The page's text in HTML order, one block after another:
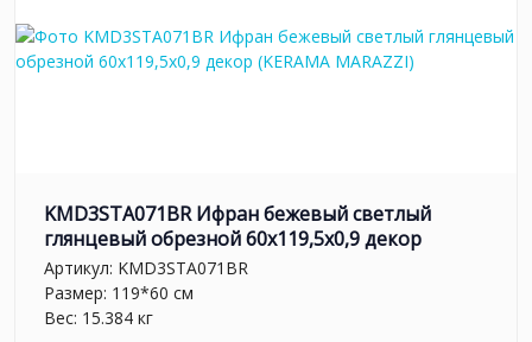
KMD3STA071BR Ифран бежевый светлый
глянцевый обрезной 60x119,5x0,9 декор
Артикул: KMD3STA071BR
Размер: 119*60 см
Вес: 15.384 кг